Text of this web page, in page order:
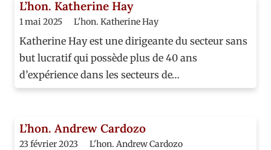
L’hon. Katherine Hay
1 mai 2025 L'hon. Katherine Hay
Katherine Hay est une dirigeante du secteur sans
but lucratif qui possède plus de 40 ans
d’expérience dans les secteurs de…
L’hon. Andrew Cardozo
23 février 2023 L'hon. Andrew Cardozo